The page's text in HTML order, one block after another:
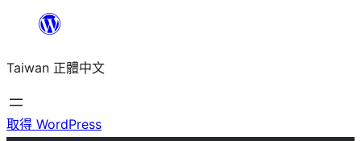
主
要
內
Taiwan 正體中文
取得 WordPress